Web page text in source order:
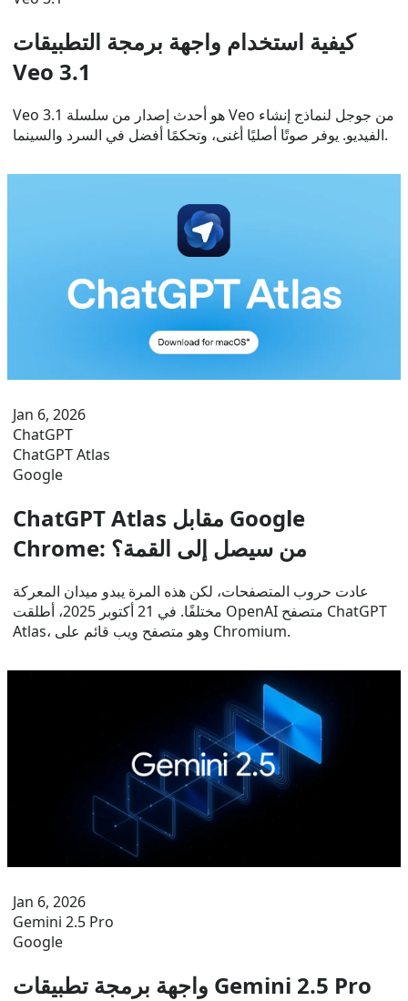
كيفية استخدام واجهة برمجة التطبيقات
Veo 3.1
Veo 3.1 هو أحدث إصدار من سلسلة Veo من جوجل لنماذج إنشاء
الفيديو. يوفر صوتًا أصليًا أغنى، وتحكمًا أفضل في السرد والسينما.
Jan 6, 2026
ChatGPT
ChatGPT Atlas
Google
ChatGPT Atlas مقابل Google
Chrome: من سيصل إلى القمة؟
عادت حروب المتصفحات، لكن هذه المرة يبدو ميدان المعركة
مختلفًا. في 21 أكتوبر 2025، أطلقت OpenAI متصفح ChatGPT
Atlas، وهو متصفح ويب قائم على Chromium.
Jan 6, 2026
Gemini 2.5 Pro
Google
واجهة برمجة تطبيقات Gemini 2.5 Pro